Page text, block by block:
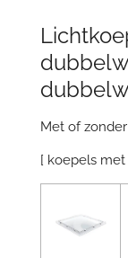
Met of
[ koepels